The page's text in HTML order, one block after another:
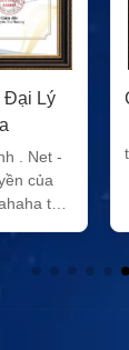
Đại Lý
. Net -
của
tại